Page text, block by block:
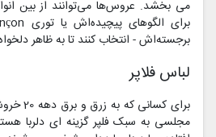
برجسته‌اش - انتخاب کنند تا به ظاهر
لباس فلاپر
برای
مجلسی به سبک فلپر گزینه ای دلربا